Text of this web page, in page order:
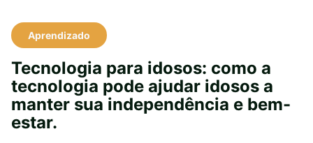
Aprendizado
Tecnologia para idosos: como a
tecnologia pode ajudar idosos a
manter sua independência e bem-
estar.